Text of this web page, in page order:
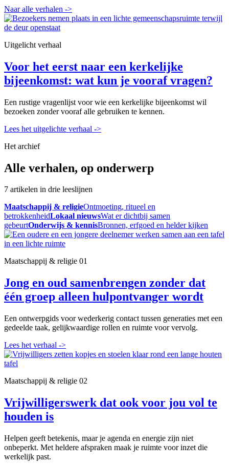
Naar alle verhalen ->
Uitgelicht verhaal
Voor het eerst naar een kerkelijke
bijeenkomst: wat kun je vooraf vragen?
Een rustige vragenlijst voor wie een kerkelijke bijeenkomst wil
bezoeken zonder vooraf alle gebruiken te kennen.
Lees het uitgelichte verhaal ->
Het archief
Alle verhalen, op onderwerp
7 artikelen in drie leeslijnen
Maatschappij & religieOntmoeting, ritueel en
betrokkenheidLokaal nieuwsWat er dichtbij samen
gebeurtOnderwijs & kennisBronnen, erfgoed en helder kijken
Maatschappij & religie 01
Jong en oud samenbrengen zonder dat
één groep alleen hulpontvanger wordt
Een ontwerpgids voor wederkerig contact tussen generaties met een
gedeelde taak, gelijkwaardige rollen en ruimte voor vervolg.
Lees het verhaal ->
Maatschappij & religie 02
Vrijwilligerswerk dat ook voor jou vol te
houden is
Helpen geeft betekenis, maar je agenda en energie zijn niet
onbeperkt. Met heldere afspraken maak je ruimte voor inzet die
werkelijk past.